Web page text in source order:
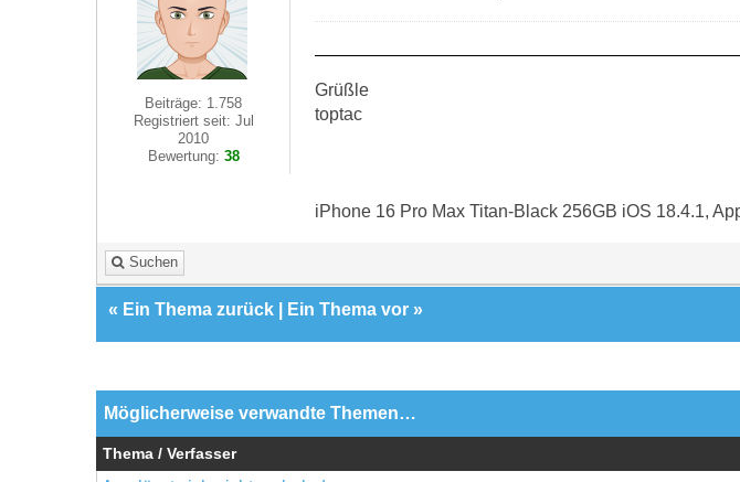
Beiträge: 1.758
Registriert seit: Jul
2010
Bewertung: 38
Grüßle
toptac
iPhone 16 Pro Max Titan-Black 256GB iOS 18.4.1,
Suchen
« Ein Thema zurück Ein Thema vor »
Möglicherweise verwandte Themen…
Thema / Verfasser